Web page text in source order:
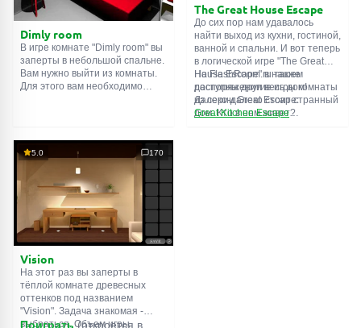
Dimly room
В игре комнате "Dimly room" вы
заперты в небольшой спальне.
Вам нужно выйти из комнаты.
Для этого вам необходимо
The Great House Escape
До сих пор нам удавалось
найти выход из кухни, гостиной,
ванной и спальни. И вот теперь
в логической игре "The Great
House Escape" в нашем
распоряжении весь дом!
Далеко-далеко стоит странный
дом. Кто в нем живет?
На FlashRoom.ru также
доступны другие игры комнаты
из серии Great Escape:
Great Kitchen Escape
5.0 170
Vision
На этот раз вы заперты в
тёплой комнате древесных
оттенков под названием
"Vision". Задача знакомая -
выбраться. Объем игры
Поиграть(откроется в